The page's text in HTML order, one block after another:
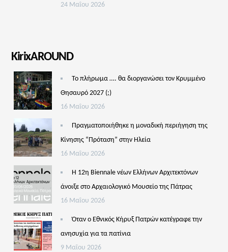
24 Μαΐου 2026
KirixAROUND
Το πλήρωμα …. θα διοργανώσει τον Κρυμμένο
Θησαυρό 2027 (;)
16 Μαΐου 2026
Πραγματοποιήθηκε η μοναδική περιήγηση της
Κίνησης “Πρόταση” στην Ηλεία
16 Μαΐου 2026
Η 12η Biennale νέων Ελλήνων Αρχιτεκτόνων
άνοιξε στο Αρχαιολογικό Μουσείο της Πάτρας
16 Μαΐου 2026
Όταν ο Εθνικός Κήρυξ Πατρών κατέγραφε την
ανησυχία για τα πατίνια
9 Μαΐου 2026